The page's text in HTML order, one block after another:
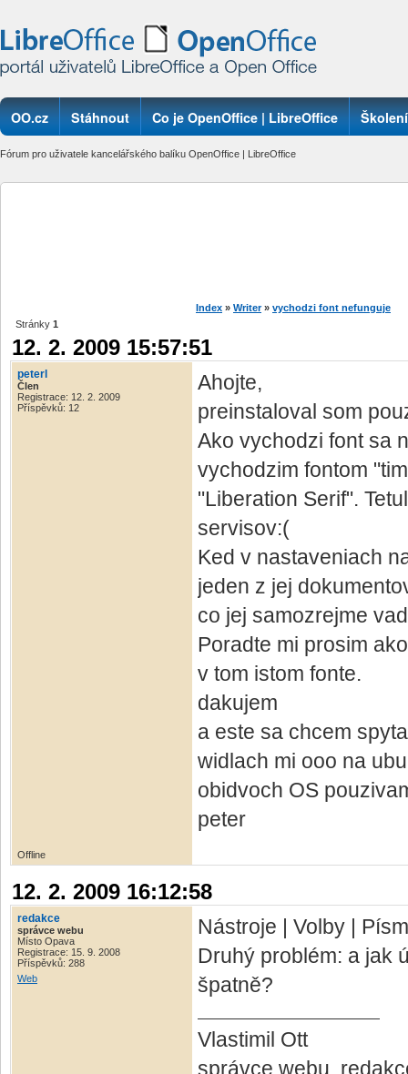
OO.cz Stáhnout Co je OpenOffice | LibreOffice Školení
Fórum pro uživatele kancelářského balíku OpenOffice | LibreOffice
Index » Writer » vychodzi font nefunguje
Stránky 1
12. 2. 2009 15:57:51
peterl
Člen
Registrace: 12. 2. 2009
Příspěvků: 12
Ahojte,
preinstaloval som
Ako vychodzi font sa
vychodzim fontom
"Liberation Serif".
servisov:(
Ked v nastaveniach
jeden z jej
co jej samozrejme
Poradte mi prosim
v tom istom fonte.
dakujem
a este sa chcem
widlach mi ooo na
obidvoch OS
peter
Offline
12. 2. 2009 16:12:58
redakce
správce webu
Místo Opava
Registrace: 15. 9. 2008
Příspěvků: 288
Web
Nástroje | Volby |
Druhý problém: a jak
špatně?
Vlastimil Ott
správce webu,